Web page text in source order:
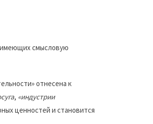
имеющих смысловую
отнесена к
, «индустрии
ценностей и становится